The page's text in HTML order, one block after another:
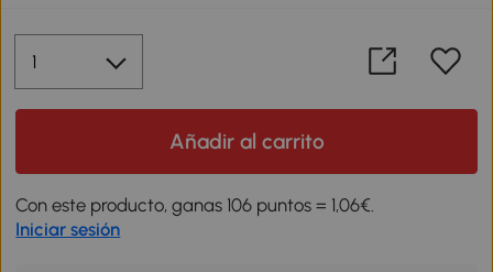
Añadir al carrito
Con este producto, ganas 106 puntos = 1,06€.
Iniciar sesión